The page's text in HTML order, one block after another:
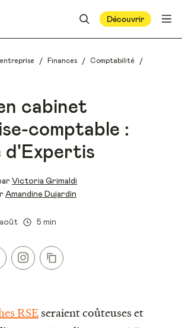
Découvrir
/ Finances / Comptabilité /
cabinet
comptable :
d'Expertis
Victoria Grimaldi
Amandine Dujardin
5 min
RSEseraient coûteuses et